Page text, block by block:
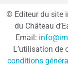
© Editeur du site
du Château
Email:
L’utilisation de
conditions